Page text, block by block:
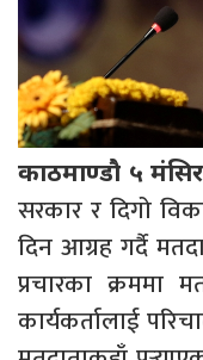
काठमाण्डौ ५
सरकार र दिगो
दिन आग्रह गर्दै
प्रचारका क्रममा
कार्यकर्तालाई